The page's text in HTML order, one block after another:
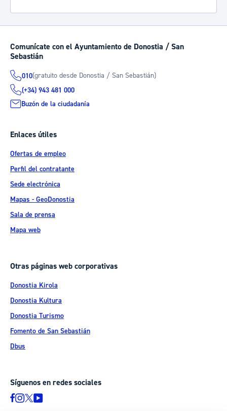
Comunícate con el Ayuntamiento de Donostia / San
Sebastián
010(gratuito desde Donostia / San Sebastián)
(+34) 943 481 000
Buzón de la ciudadanía
Enlaces útiles
Ofertas de empleo
Perfil del contratante
Sede electrónica
Mapas - GeoDonostia
Sala de prensa
Mapa web
Otras páginas web corporativas
Donostia Kirola
Donostia Kultura
Donostia Turismo
Fomento de San Sebastián
Dbus
Síguenos en redes sociales